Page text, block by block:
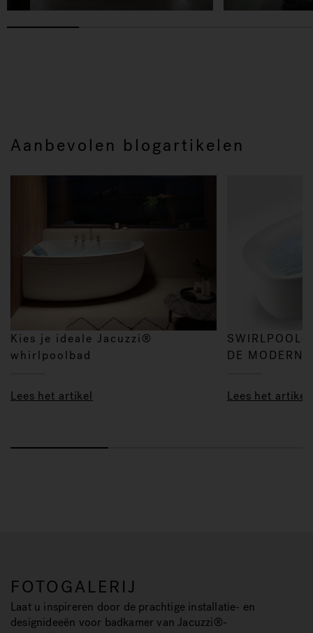
Aanbevolen blogartikelen
Kies je ideale Jacuzzi®
whirlpoolbad
Lees het artikel
DE
Lees het artikel
FOTOGALERIJ
Laat u inspireren door de prachtige installatie- en
designideeën voor badkamer van Jacuzzi®-